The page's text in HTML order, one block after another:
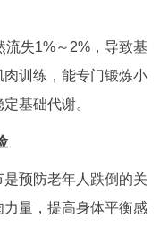
流失1%～2%，导致基
训练，能专门锻炼小
基础代谢。
预防老年人跌倒的关
量，提高身体平衡感